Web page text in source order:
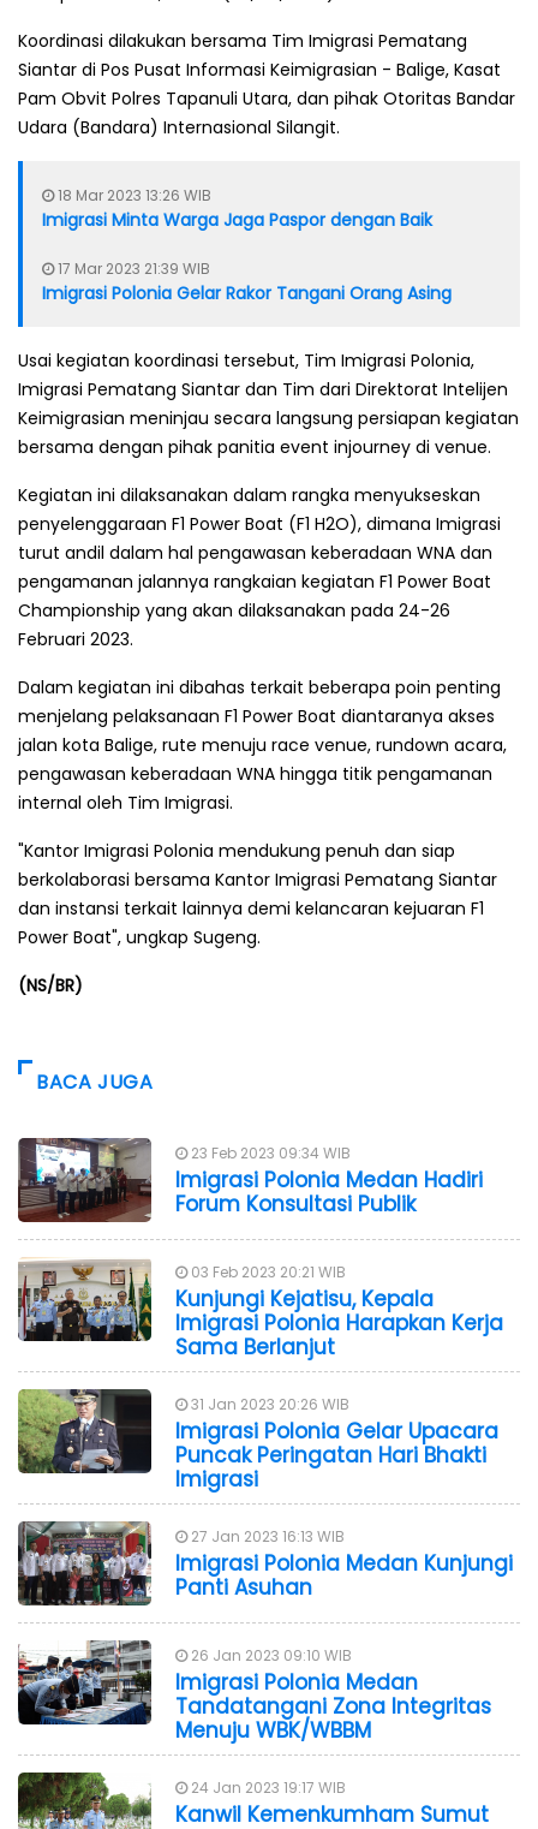
Koordinasi dilakukan bersama Tim Imigrasi Pematang
Siantar di Pos Pusat Informasi Keimigrasian - Balige, Kasat
Pam Obvit Polres Tapanuli Utara, dan pihak Otoritas Bandar
Udara (Bandara) Internasional Silangit.
18 Mar 2023 13:26 WIB
Imigrasi Minta Warga Jaga Paspor dengan Baik
17 Mar 2023 21:39 WIB
Imigrasi Polonia Gelar Rakor Tangani Orang Asing
Usai kegiatan koordinasi tersebut, Tim Imigrasi Polonia,
Imigrasi Pematang Siantar dan Tim dari Direktorat Intelijen
Keimigrasian meninjau secara langsung persiapan kegiatan
bersama dengan pihak panitia event injourney di venue.
Kegiatan ini dilaksanakan dalam rangka menyukseskan
penyelenggaraan F1 Power Boat (F1 H2O), dimana Imigrasi
turut andil dalam hal pengawasan keberadaan WNA dan
pengamanan jalannya rangkaian kegiatan F1 Power Boat
Championship yang akan dilaksanakan pada 24-26
Februari 2023.
Dalam kegiatan ini dibahas terkait beberapa poin penting
menjelang pelaksanaan F1 Power Boat diantaranya akses
jalan kota Balige, rute menuju race venue, rundown acara,
pengawasan keberadaan WNA hingga titik pengamanan
internal oleh Tim Imigrasi.
"Kantor Imigrasi Polonia mendukung penuh dan siap
berkolaborasi bersama Kantor Imigrasi Pematang Siantar
dan instansi terkait lainnya demi kelancaran kejuaran F1
Power Boat", ungkap Sugeng.
(NS/BR)
BACA JUGA
23 Feb 2023 09:34 WIB
Imigrasi Polonia Medan Hadiri
Forum Konsultasi Publik
03 Feb 2023 20:21 WIB
Kunjungi Kejatisu, Kepala
Imigrasi Polonia Harapkan Kerja
Sama Berlanjut
31 Jan 2023 20:26 WIB
Imigrasi Polonia Gelar Upacara
Puncak Peringatan Hari Bhakti
Imigrasi
27 Jan 2023 16:13 WIB
Imigrasi Polonia Medan Kunjungi
Panti Asuhan
26 Jan 2023 09:10 WIB
Imigrasi Polonia Medan
Tandatangani Zona Integritas
Menuju WBK/WBBM
24 Jan 2023 19:17 WIB
Kanwil Kemenkumham Sumut